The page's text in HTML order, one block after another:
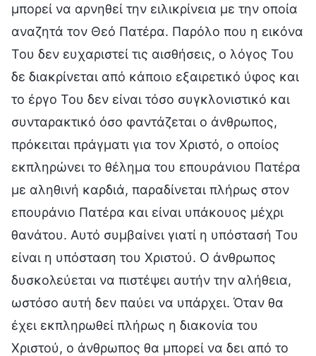
μπορεί να αρνηθεί την ειλικρίνεια με την οποία
αναζητά τον Θεό Πατέρα. Παρόλο που η εικόνα
Του δεν ευχαριστεί τις αισθήσεις, ο λόγος Του
δε διακρίνεται από κάποιο εξαιρετικό ύφος και
το έργο Του δεν είναι τόσο συγκλονιστικό και
συνταρακτικό όσο φαντάζεται ο άνθρωπος,
πρόκειται πράγματι για τον Χριστό, ο οποίος
εκπληρώνει το θέλημα του επουράνιου Πατέρα
με αληθινή καρδιά, παραδίνεται πλήρως στον
επουράνιο Πατέρα και είναι υπάκουος μέχρι
θανάτου. Αυτό συμβαίνει γιατί η υπόστασή Του
είναι η υπόσταση του Χριστού. Ο άνθρωπος
δυσκολεύεται να πιστέψει αυτήν την αλήθεια,
ωστόσο αυτή δεν παύει να υπάρχει. Όταν θα
έχει εκπληρωθεί πλήρως η διακονία του
Χριστού, ο άνθρωπος θα μπορεί να δει από το